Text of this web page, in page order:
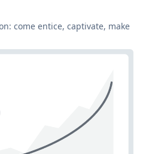
come entice, captivate, make